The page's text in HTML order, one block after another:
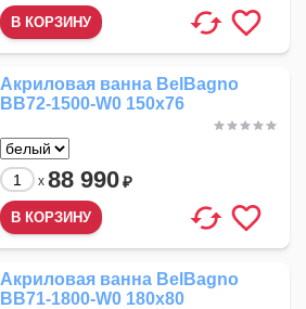
Акриловая ванна BelBagno
BB72-1500-W0 150x76
x 88 990₽
Акриловая ванна BelBagno
BB71-1800-W0 180x80